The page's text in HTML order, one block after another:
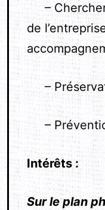
– Chercher
de
–
–
Intérêts :
Sur le plan